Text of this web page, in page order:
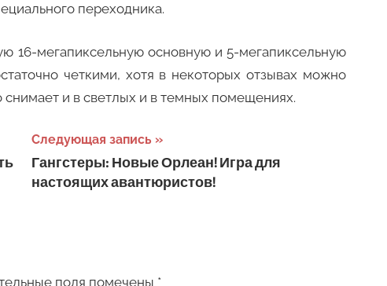
переходника.
16-мегапиксельную основную и 5-мегапиксельную
четкими, хотя в некоторых отзывах можно
и в светлых и в темных помещениях.
Следующая запись
Гангстеры: Новые Орлеан! Игра для
настоящих авантюристов!
поля помечены *